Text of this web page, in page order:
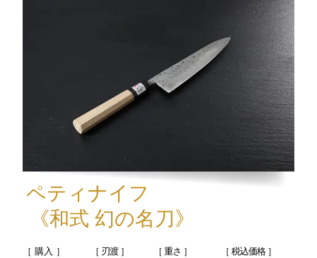
ペティナイフ
《和式 幻の名刀》
［ 購入 ］ ［ 刃渡 ］ ［ 重さ ］ ［ 税込価格 ］